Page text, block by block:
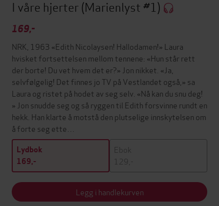
I våre hjerter(Marienlyst #1)
169,-
NRK, 1963 «Edith Nicolaysen! Hallodamen!» Laura
hvisket fortsettelsen mellom tennene: «Hun står rett
der borte! Du vet hvem det er?» Jon nikket. «Ja,
selvfølgelig! Det finnes jo TV på Vestlandet også,» sa
Laura og ristet på hodet av seg selv. «Nå kan du snu deg!
» Jon snudde seg og så ryggen til Edith forsvinne rundt en
hekk. Han klarte å motstå den plutselige innskytelsen om
å forte seg ette…
Lydbok
169,-
Ebok
129,-
Legg i handlekurven